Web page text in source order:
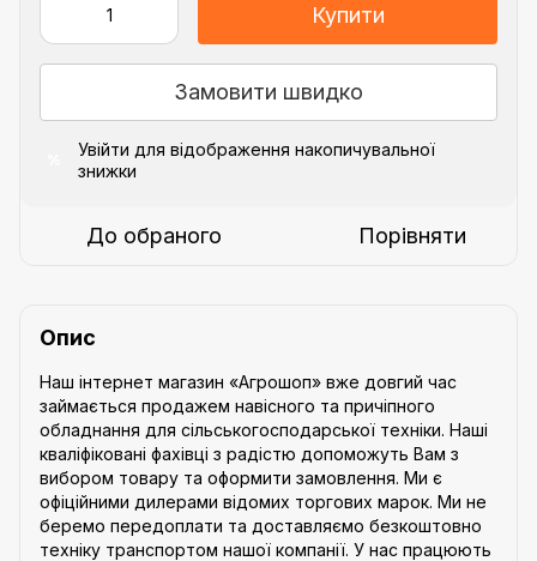
Купити
Замовити швидко
Увійти для відображення накопичувальної
знижки
До обраного Порівняти
Опис
Наш інтернет магазин «Агрошоп» вже довгий час
займається продажем навісного та причіпного
обладнання для сільськогосподарської техніки. Наші
кваліфіковані фахівці з радістю допоможуть Вам з
вибором товару та оформити замовлення. Ми є
офіційними дилерами відомих торгових марок. Ми не
беремо передоплати та доставляємо безкоштовно
техніку транспортом нашої компанії. У нас працюють